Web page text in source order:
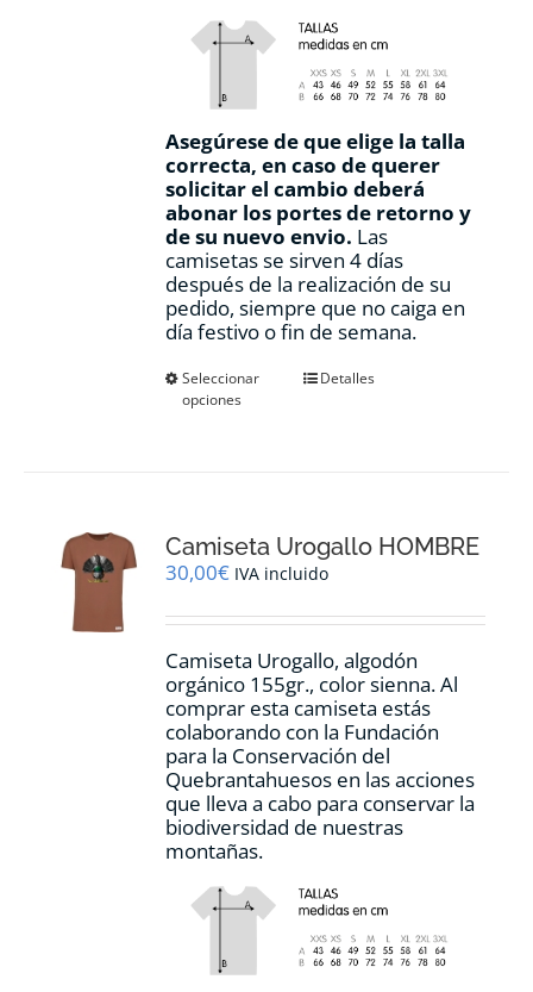
Asegúrese de que elige la talla
correcta, en caso de querer
solicitar el cambio deberá
abonar los portes de retorno y
de su nuevo envio. Las
camisetas se sirven 4 días
después de la realización de su
pedido, siempre que no caiga en
día festivo o fin de semana.
Seleccionar
opciones
Este
se
pueden
en
página
de
producto
Detalles
Camiseta Urogallo HOMBRE
30,00€ IVA incluido
Camiseta Urogallo, algodón
orgánico 155gr., color sienna. Al
comprar esta camiseta estás
colaborando con la Fundación
para la Conservación del
Quebrantahuesos en las acciones
que lleva a cabo para conservar la
biodiversidad de nuestras
montañas.